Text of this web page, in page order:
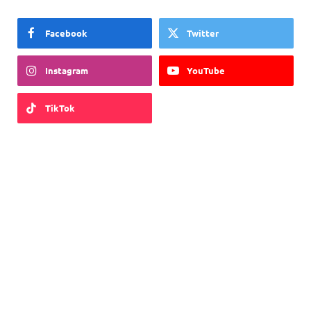
Facebook Twitter
Instagram YouTube
TikTok